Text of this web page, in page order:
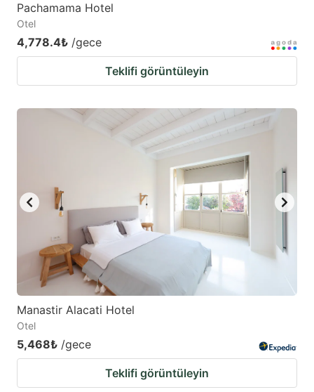
Pachamama Hotel
Otel
4,778.4₺ /gece
Teklifi görüntüleyin
Manastir Alacati Hotel
Otel
5,468₺ /gece
Teklifi görüntüleyin